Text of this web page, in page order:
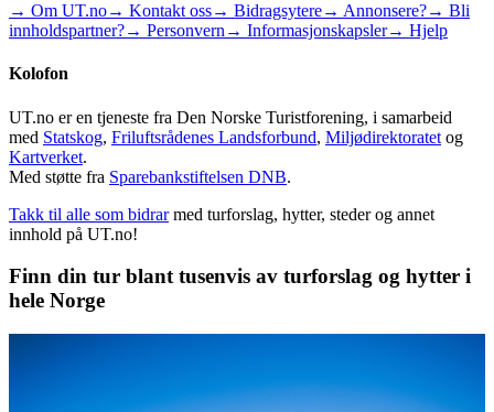
→ Om UT.no→ Kontakt oss→ Bidragsytere→ Annonsere?→ Bli
innholdspartner?→ Personvern → Informasjonskapsler→ Hjelp
Kolofon
UT.no er en tjeneste fra Den Norske Turistforening, i samarbeid
med Statskog, Friluftsrådenes Landsforbund, Miljødirektoratet og
Kartverket.
Med støtte fra Sparebankstiftelsen DNB.
Takk til alle som bidrar med turforslag, hytter, steder og annet
innhold på UT.no!
Finn din tur blant tusenvis av turforslag og hytter i
hele Norge